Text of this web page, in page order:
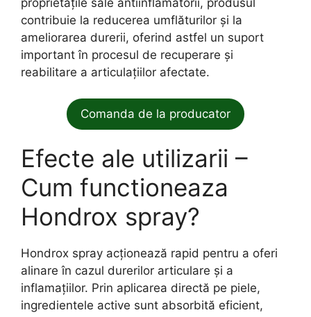
contribuie la reducerea umflăturilor și la
ameliorarea durerii, oferind astfel un suport
important în procesul de recuperare și
reabilitare a articulațiilor afectate.
Comanda de la producator
Efecte ale utilizarii –
Cum functioneaza
Hondrox spray?
Hondrox spray acționează rapid pentru a oferi
alinare în cazul durerilor articulare și a
inflamațiilor. Prin aplicarea directă pe piele,
ingredientele active sunt absorbită eficient,